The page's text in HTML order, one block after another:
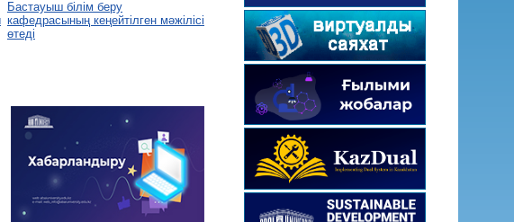
Бастауыш білім беру
кафедрасының кеңейтілген мәжілісі
өтеді